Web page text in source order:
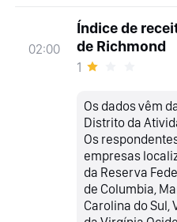
02:00
Índice de
de Richmond
1
Os dados vêm
Distrito da
Os
empresas
da Reserva
de Columbia,
Carolina do Sul,